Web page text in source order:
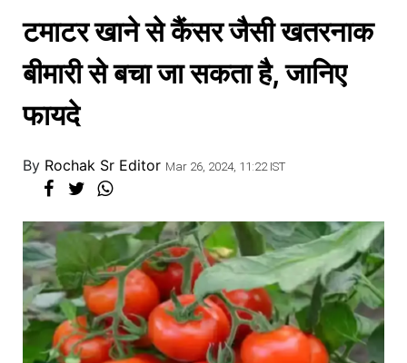
मनोरंजन
स्पोर्ट्स
बिझनेस
टेक्नोलॉजी
हेल्थ
ट्रॅव्हल
खाना
टमाटर खाने से कैंसर जैसी खतरनाक
बीमारी से बचा जा सकता है, जानिए
फायदे
By Rochak Sr Editor Mar 26, 2024, 11:22 IST